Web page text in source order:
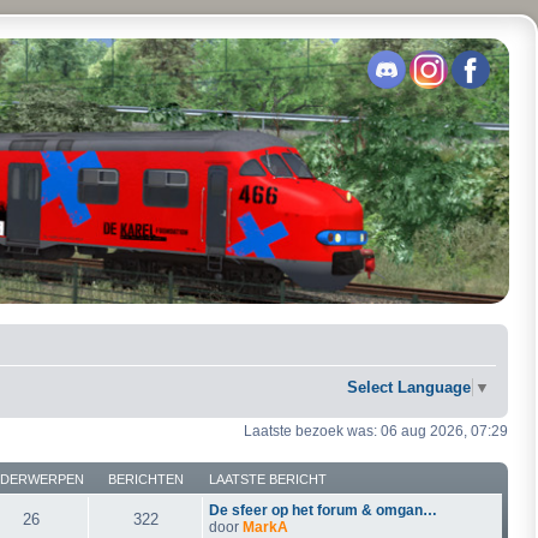
Select Language ▼
Laatste bezoek was: 06 aug 2026, 07:29
BERICHTEN LAATSTE BERICHT
26 322
De sfeer op het forum & omgan…
door MarkA